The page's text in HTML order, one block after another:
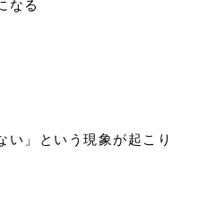
なる
い」という現象が起こり